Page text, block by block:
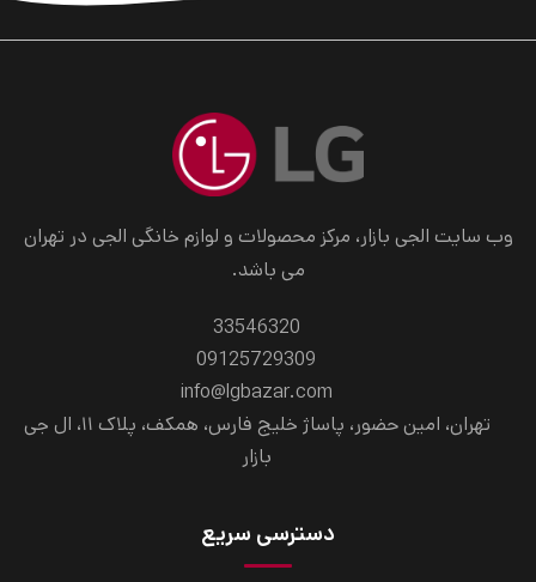
وب سایت الجی بازار، مرکز محصولات و لوازم خانگی الجی در تهران
می باشد.
33546320
09125729309
info@lgbazar.com
تهران، امین حضور، پاساژ خلیج فارس، همکف، پلاک ۱۱، ال جی
بازار
دسترسی سریع